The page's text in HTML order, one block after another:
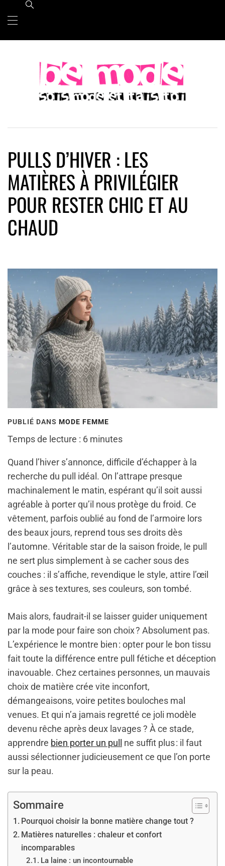
Primary
Menu
PULLS D’HIVER : LES
MATIÈRES À PRIVILÉGIER
POUR RESTER CHIC ET AU
CHAUD
PUBLIÉ DANS MODE FEMME
Temps de lecture : 6 minutes
Quand l’hiver s’annonce, difficile d’échapper à la
recherche du pull idéal. On l’attrape presque
machinalement le matin, espérant qu’il soit aussi
agréable à porter qu’il nous protège du froid. Ce
vêtement, parfois oublié au fond de l’armoire lors
des beaux jours, reprend tous ses droits dès
l’automne. Véritable star de la saison froide, le pull
ne sert plus simplement à se cacher sous des
couches : il s’affiche, revendique le style, attire l’œil
grâce à ses textures, ses couleurs, son tombé.
Mais alors, faudrait-il se laisser guider uniquement
par la mode pour faire son choix ? Absolument pas.
L’expérience le montre bien : opter pour le bon tissu
fait toute la différence entre pull fétiche et déception
inavouable. Chez certaines personnes, un mauvais
choix de matière crée vite inconfort,
démangeaisons, voire petites bouloches mal
venues. Et qui n’a jamais regretté ce joli modèle
devenu rêche après deux lavages ? À ce stade,
apprendre bien porter un pull
ne suffit plus : il faut
aussi sélectionner judicieusement ce que l’on porte
sur la peau.
Sommaire
Pourquoi choisir la bonne matière change tout ?
Matières naturelles : chaleur et confort
incomparables
La laine : un incontournable